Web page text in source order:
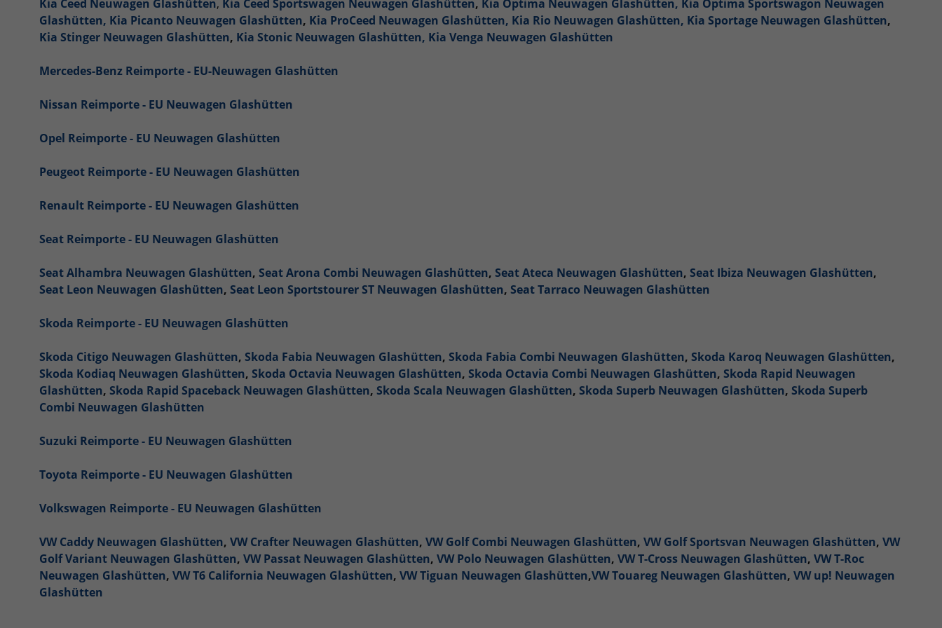
Kia Ceed Neuwagen Glashütten, Kia Ceed Sportswagen Neuwagen Glashütten, Kia Optima Neuwagen Glashütten, Kia Optima Sportswagon Neuwagen
Glashütten, Kia Picanto Neuwagen Glashütten, Kia ProCeed Neuwagen Glashütten, Kia Rio Neuwagen Glashütten, Kia Sportage Neuwagen Glashütten,
Kia Stinger Neuwagen Glashütten, Kia Stonic Neuwagen Glashütten, Kia Venga Neuwagen Glashütten
Mercedes-Benz Reimporte - EU-Neuwagen Glashütten
Nissan Reimporte - EU Neuwagen Glashütten
Opel Reimporte - EU Neuwagen Glashütten
Peugeot Reimporte - EU Neuwagen Glashütten
Renault Reimporte - EU Neuwagen Glashütten
Seat Reimporte - EU Neuwagen Glashütten
Seat Alhambra Neuwagen Glashütten, Seat Arona Combi Neuwagen Glashütten, Seat Ateca Neuwagen Glashütten, Seat Ibiza Neuwagen Glashütten,
Seat Leon Neuwagen Glashütten, Seat Leon Sportstourer ST Neuwagen Glashütten, Seat Tarraco Neuwagen Glashütten
Skoda Reimporte - EU Neuwagen Glashütten
Skoda Citigo Neuwagen Glashütten, Skoda Fabia Neuwagen Glashütten, Skoda Fabia Combi Neuwagen Glashütten, Skoda Karoq Neuwagen Glashütten,
Skoda Kodiaq Neuwagen Glashütten, Skoda Octavia Neuwagen Glashütten, Skoda Octavia Combi Neuwagen Glashütten, Skoda Rapid Neuwagen
Glashütten, Skoda Rapid Spaceback Neuwagen Glashütten, Skoda Scala Neuwagen Glashütten, Skoda Superb Neuwagen Glashütten, Skoda Superb
Combi Neuwagen Glashütten
Suzuki Reimporte - EU Neuwagen Glashütten
Toyota Reimporte - EU Neuwagen Glashütten
Volkswagen Reimporte - EU Neuwagen Glashütten
VW Caddy Neuwagen Glashütten, VW Crafter Neuwagen Glashütten, VW Golf Combi Neuwagen Glashütten, VW Golf Sportsvan Neuwagen Glashütten, VW
Golf Variant Neuwagen Glashütten, VW Passat Neuwagen Glashütten, VW Polo Neuwagen Glashütten, VW T-Cross Neuwagen Glashütten, VW T-Roc
Neuwagen Glashütten, VW T6 California Neuwagen Glashütten, VW Tiguan Neuwagen Glashütten,VW Touareg Neuwagen Glashütten, VW up! Neuwagen
Glashütten